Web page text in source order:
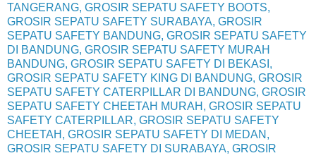
TANGERANG, GROSIR SEPATU SAFETY BOOTS,
GROSIR SEPATU SAFETY SURABAYA, GROSIR
SEPATU SAFETY BANDUNG, GROSIR SEPATU SAFETY
DI BANDUNG, GROSIR SEPATU SAFETY MURAH
BANDUNG, GROSIR SEPATU SAFETY DI BEKASI,
GROSIR SEPATU SAFETY KING DI BANDUNG, GROSIR
SEPATU SAFETY CATERPILLAR DI BANDUNG, GROSIR
SEPATU SAFETY CHEETAH MURAH, GROSIR SEPATU
SAFETY CATERPILLAR, GROSIR SEPATU SAFETY
CHEETAH, GROSIR SEPATU SAFETY DI MEDAN,
GROSIR SEPATU SAFETY DI SURABAYA, GROSIR